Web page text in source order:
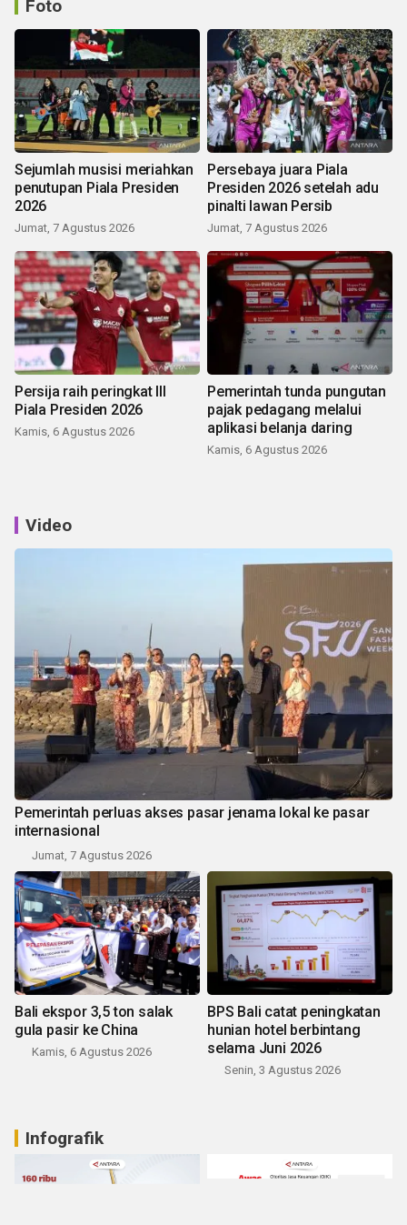
Foto
Sejumlah musisi meriahkan
penutupan Piala Presiden
2026
Jumat, 7 Agustus 2026
Persebaya juara Piala
Presiden 2026 setelah adu
pinalti lawan Persib
Jumat, 7 Agustus 2026
Persija raih peringkat III
Piala Presiden 2026
Kamis, 6 Agustus 2026
Pemerintah tunda pungutan
pajak pedagang melalui
aplikasi belanja daring
Kamis, 6 Agustus 2026
Video
Pemerintah perluas akses pasar jenama lokal ke pasar
internasional
Jumat, 7 Agustus 2026
Bali ekspor 3,5 ton salak
gula pasir ke China
Kamis, 6 Agustus 2026
BPS Bali catat peningkatan
hunian hotel berbintang
selama Juni 2026
Senin, 3 Agustus 2026
Infografik